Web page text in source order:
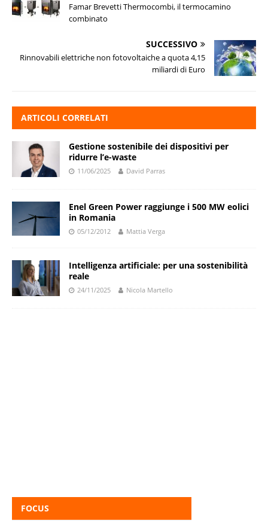
Famar Brevetti Thermocombi, il termocamino
combinato
SUCCESSIVO
Rinnovabili elettriche non fotovoltaiche a quota 4,15
miliardi di Euro
ARTICOLI CORRELATI
Gestione sostenibile dei dispositivi per
ridurre l’e-waste
11/06/2025 David Parras
Enel Green Power raggiunge i 500 MW eolici
in Romania
05/12/2012 Mattia Verga
Intelligenza artificiale: per una sostenibilità
reale
24/11/2025 Nicola Martello
FOCUS